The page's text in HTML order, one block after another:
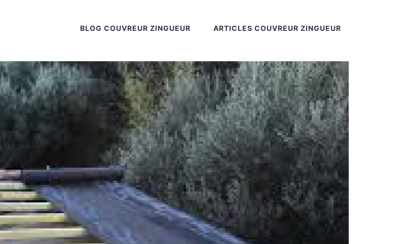
BLOG COUVREUR ZINGUEUR ARTICLES COUVREUR ZINGUEUR